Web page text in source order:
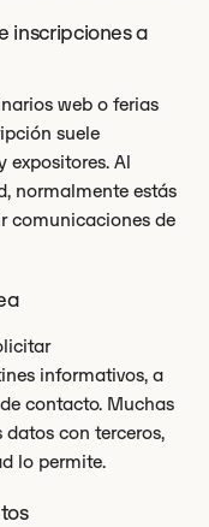
inscripciones a
web o ferias
suele
expositores. Al
normalmente estás
comunicaciones de
informativos, a
contacto. Muchas
con terceros,
lo permite.